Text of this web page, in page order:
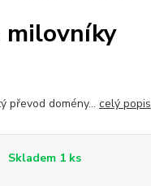
milovníky
převod domény... celý popis
Skladem 1 ks